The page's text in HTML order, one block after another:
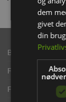
Brand
Finansering
Finansering
dem
givet
din